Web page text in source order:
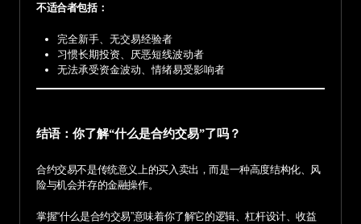
不适合者包括：
完全新手、无交易经验者
习惯长期投资、厌恶短线波动者
无法承受资金波动、情绪易受影响者
结语：你了解“什么是合约交易”了吗？
合约交易不是传统意义上的买入卖出，而是一种高度结构化、风
险与机会并存的金融操作。
掌握“什么是合约交易”意味着你了解它的逻辑、杠杆设计、收益